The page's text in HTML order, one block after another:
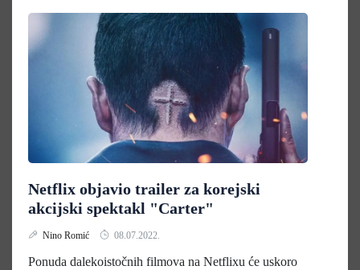
Netflix objavio trailer za korejski
akcijski spektakl "Carter"
Nino Romić 08.07.2022.
Ponuda dalekoistočnih filmova na Netflixu će uskoro